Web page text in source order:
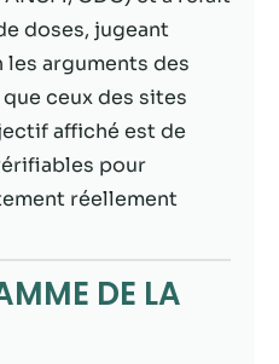
doses, jugeant
arguments des
ceux des sites
affiché est de
pour
réellement
DE LA